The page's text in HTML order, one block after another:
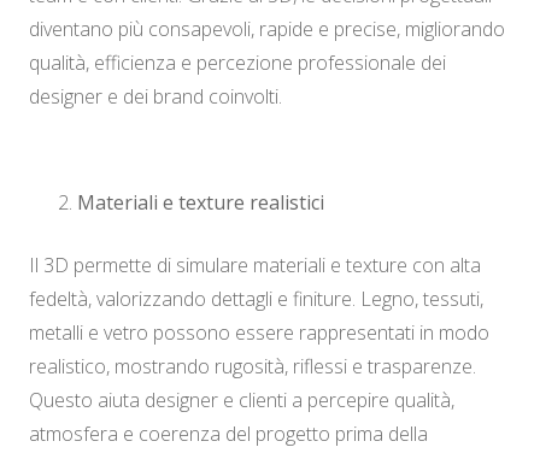
diventano più consapevoli, rapide e precise, migliorando
qualità, efficienza e percezione professionale dei
designer e dei brand coinvolti.
Materiali e texture realistici
Il 3D permette di simulare materiali e texture con alta
fedeltà, valorizzando dettagli e finiture. Legno, tessuti,
metalli e vetro possono essere rappresentati in modo
realistico, mostrando rugosità, riflessi e trasparenze.
Questo aiuta designer e clienti a percepire qualità,
atmosfera e coerenza del progetto prima della